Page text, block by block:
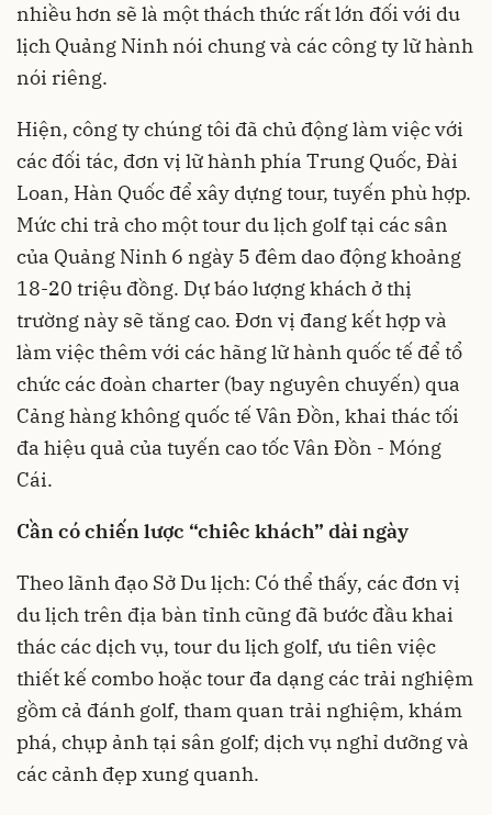
nhiều hơn sẽ là một thách thức rất lớn đối với du
lịch Quảng Ninh nói chung và các công ty lữ hành
nói riêng.
Hiện, công ty chúng tôi đã chủ động làm việc với
các đối tác, đơn vị lữ hành phía Trung Quốc, Đài
Loan, Hàn Quốc để xây dựng tour, tuyến phù hợp.
Mức chi trả cho một tour du lịch golf tại các sân
của Quảng Ninh 6 ngày 5 đêm dao động khoảng
18-20 triệu đồng. Dự báo lượng khách ở thị
trường này sẽ tăng cao. Đơn vị đang kết hợp và
làm việc thêm với các hãng lữ hành quốc tế để tổ
chức các đoàn charter (bay nguyên chuyến) qua
Cảng hàng không quốc tế Vân Đồn, khai thác tối
đa hiệu quả của tuyến cao tốc Vân Đồn - Móng
Cái.
Cần có chiến lược “chiêc khách” dài ngày
Theo lãnh đạo Sở Du lịch: Có thể thấy, các đơn vị
du lịchtrên địa bàn tỉnh cũng đã bước đầu khai
thác các dịch vụ, tour du lịch golf, ưu tiên việc
thiết kế combo hoặc tour đa dạng các trải nghiệm
gồm cả đánh golf, tham quan trải nghiệm, khám
phá, chụp ảnh tại sân golf; dịch vụ nghỉ dưỡng và
các cảnh đẹp xung quanh.